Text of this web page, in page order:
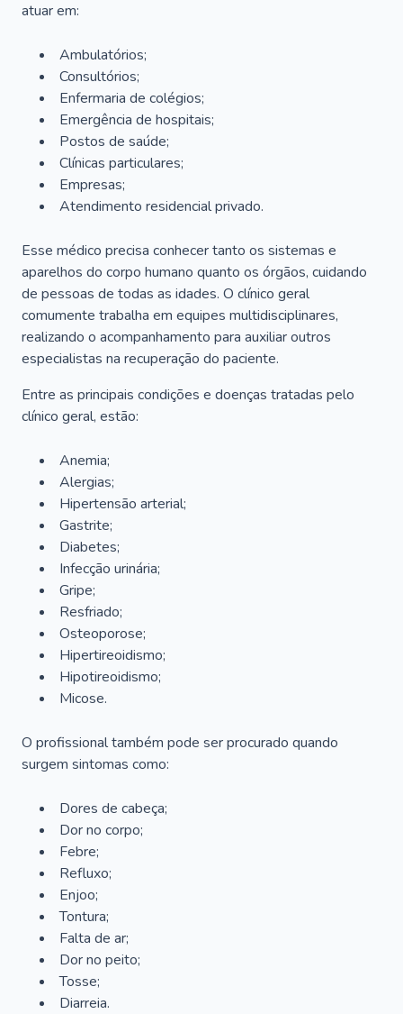
atuar em:
Ambulatórios;
Consultórios;
Enfermaria de colégios;
Emergência de hospitais;
Postos de saúde;
Clínicas particulares;
Empresas;
Atendimento residencial privado.
Esse médico precisa conhecer tanto os sistemas e
aparelhos do corpo humano quanto os órgãos, cuidando
de pessoas de todas as idades. O clínico geral
comumente trabalha em equipes multidisciplinares,
realizando o acompanhamento para auxiliar outros
especialistas na recuperação do paciente.
Entre as principais condições e doenças tratadas pelo
clínico geral, estão:
Anemia;
Alergias;
Hipertensão arterial;
Gastrite;
Diabetes;
Infecção urinária;
Gripe;
Resfriado;
Osteoporose;
Hipertireoidismo;
Hipotireoidismo;
Micose.
O profissional também pode ser procurado quando
surgem sintomas como:
Dores de cabeça;
Dor no corpo;
Febre;
Refluxo;
Enjoo;
Tontura;
Falta de ar;
Dor no peito;
Tosse;
Diarreia.